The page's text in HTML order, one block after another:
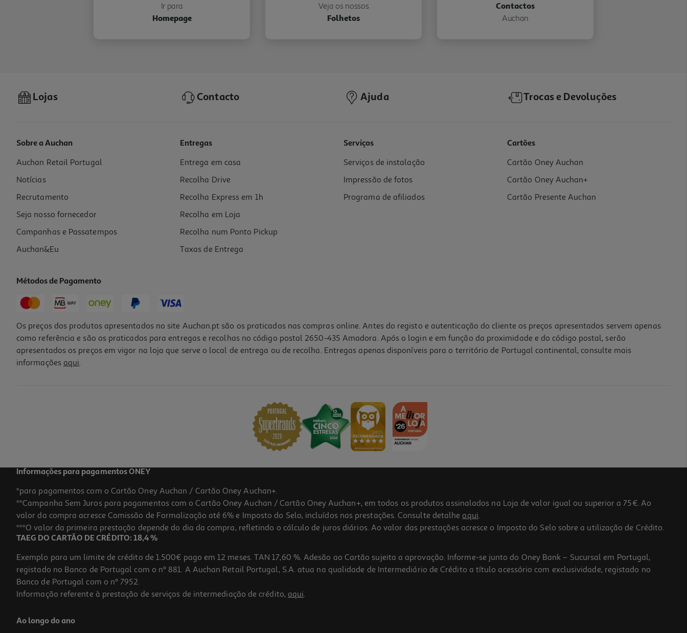
Ir para
Homepage
Veja os nossos
Folhetos
Contactos
Auchan
Lojas Contacto Ajuda Trocas e Devoluções
Sobre a Auchan
Auchan Retail Portugal
Notícias
Recrutamento
Seja nosso fornecedor
Campanhas e Passatempos
Auchan&Eu
Entregas
Entrega em casa
Recolha Drive
Recolha Express em 1h
Recolha em Loja
Recolha num Ponto Pickup
Taxas de Entrega
Serviços
Serviços de instalação
Impressão de fotos
Programa de afiliados
Cartões
Cartão Oney Auchan
Cartão Oney Auchan+
Cartão Presente Auchan
Métodos de Pagamento
Os preços dos produtos apresentados no site Auchan.pt são os praticados nas compras online. Antes do registo e autenticação do cliente os preços apresentados servem apenas
como referência e são os praticados para entregas e recolhas no código postal 2650-435 Amadora. Após o login e em função da proximidade e do código postal, serão
apresentados os preços em vigor na loja que serve o local de entrega ou de recolha. Entregas apenas disponíveis para o território de Portugal continental, consulte mais
informações aqui.
Informações para pagamentos ONEY
*para pagamentos com o Cartão Oney Auchan / Cartão Oney Auchan+.
**Campanha Sem Juros para pagamentos com o Cartão Oney Auchan / Cartão Oney Auchan+, em todos os produtos assinalados na Loja de valor igual ou superior a 75€. Ao
valor da compra acresce Comissão de Formalização até 6% e Imposto do Selo, incluídos nas prestações. Consulte detalhe aqui.
***O valor da primeira prestação depende do dia da compra, refletindo o cálculo de juros diários. Ao valor das prestações acresce o Imposto do Selo sobre a utilização de Crédito.
TAEG DO CARTÃO DE CRÉDITO: 18,4 %
Exemplo para um limite de crédito de 1.500€ pago em 12 meses. TAN 17,60 %. Adesão ao Cartão sujeita a aprovação. Informe-se junto do Oney Bank – Sucursal em Portugal,
registado no Banco de Portugal com o nº 881. A Auchan Retail Portugal, S.A. atua na qualidade de Intermediário de Crédito a título acessório com exclusividade, registado no
Banco de Portugal com o nº 7952.
Informação referente à prestação de serviços de intermediação de crédito, aqui.
Ao longo do ano